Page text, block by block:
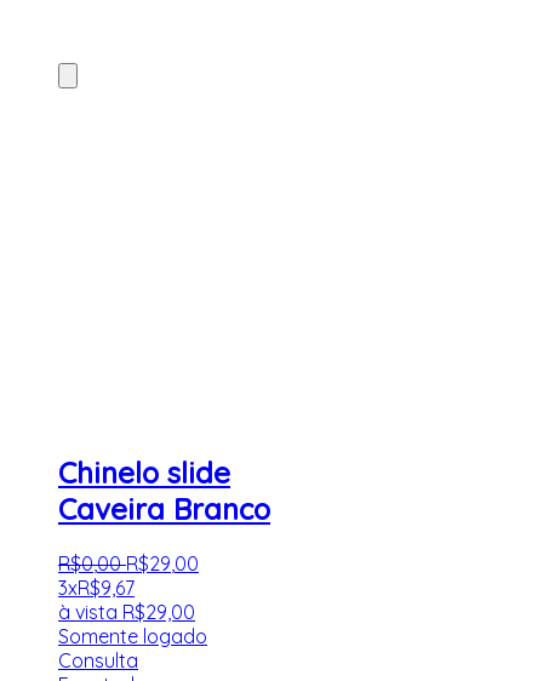
Chinelo slide
Caveira Branco
R$0,00 R$29 00
3xR$9,67
à vista R$29,00
Somente logado
Consulta